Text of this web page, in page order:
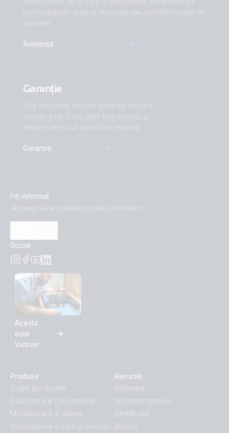
pentru suport dedicat, reparații sau solicitări legate de
garanție.
Asistență
Garanție
Citiți mai multe despre garanția noastră
standard de 5 ani, lider în industrie, și
despre serviciul global de reparații.
Garanție
Fiți informat
Abonați-vă la buletinul nostru informativ
Social
Acesta
este
Victron
Produse
Toate produsele
Încărcarcă & convertește
Monitorizare & baterii
Încărcătoare solare și panouri
Resurse
Software
Informații tehnice
Certificate
Broșuri